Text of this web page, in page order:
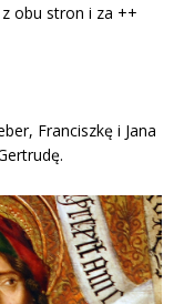
obu stron i za ++
Franciszkę i Jana